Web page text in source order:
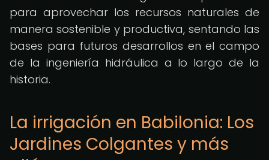
para aprovechar los recursos naturales de
manera sostenible y productiva, sentando las
bases para futuros desarrollos en el campo
de la ingeniería hidráulica a lo largo de la
historia.
La irrigación en Babilonia: Los
Jardines Colgantes y más